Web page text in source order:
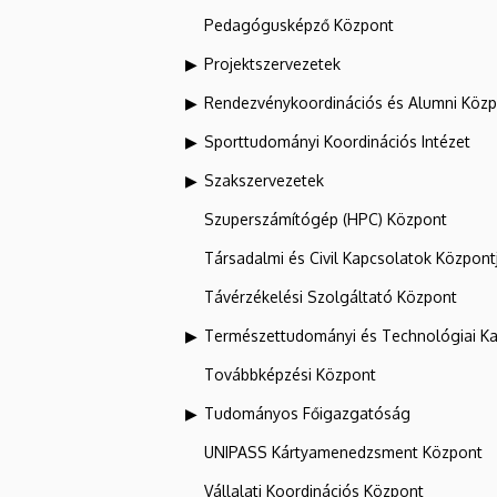
Pedagógusképző Központ
Projektszervezetek
Rendezvénykoordinációs és Alumni
Sporttudományi Koordinációs Intézet
Szakszervezetek
Szuperszámítógép (HPC) Központ
Társadalmi és Civil Kapcsolatok
Távérzékelési Szolgáltató Központ
Természettudományi és Technológiai
Továbbképzési Központ
Tudományos Főigazgatóság
UNIPASS Kártyamenedzsment Központ
Vállalati Koordinációs Központ